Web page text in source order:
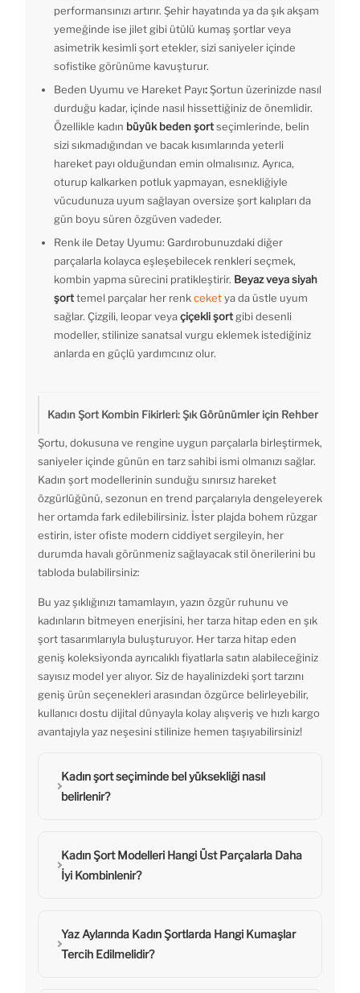
performansınızı artırır. Şehir hayatında ya da şık akşam
yemeğinde ise jilet gibi ütülü kumaş şortlar veya
asimetrik kesimli şort etekler, sizi saniyeler içinde
sofistike görünüme kavuşturur.
Beden Uyumu ve Hareket Payı:Şortun üzerinizde nasıl
durduğu kadar, içinde nasıl hissettiğiniz de önemlidir.
Özellikle kadın büyük beden şortseçimlerinde, belin
sizi sıkmadığından ve bacak kısımlarında yeterli
hareket payı olduğundan emin olmalısınız. Ayrıca,
oturup kalkarken potluk yapmayan, esnekliğiyle
vücudunuza uyum sağlayan oversize şort kalıpları da
gün boyu süren özgüven vadeder.
Renk ile Detay Uyumu: Gardırobunuzdaki diğer
parçalarla kolayca eşleşebilecek renkleri seçmek,
kombin yapma sürecini pratikleştirir. Beyaz veya siyah
şorttemel parçalar her renkceketya da üstle uyum
sağlar. Çizgili, leopar veyaçiçekli şortgibi desenli
modeller, stilinize sanatsal vurgu eklemek istediğiniz
anlarda en güçlü yardımcınız olur.
Kadın Şort Kombin Fikirleri: Şık Görünümler için Rehber
Şortu, dokusuna ve rengine uygun parçalarla birleştirmek,
saniyeler içinde günün en tarz sahibi ismi olmanızı sağlar.
Kadın şort modellerinin sunduğu sınırsız hareket
özgürlüğünü, sezonun en trend parçalarıyla dengeleyerek
her ortamda fark edilebilirsiniz. İster plajda bohem rüzgar
estirin, ister ofiste modern ciddiyet sergileyin, her
durumda havalı görünmeniz sağlayacak stil önerilerini bu
tabloda bulabilirsiniz:
Bu yaz şıklığınızı tamamlayın, yazın özgür ruhunu ve
kadınların bitmeyen enerjisini, her tarza hitap eden en şık
şort tasarımlarıyla buluşturuyor. Her tarza hitap eden
geniş koleksiyonda ayrıcalıklı fiyatlarla satın alabileceğiniz
sayısız model yer alıyor. Siz de hayalinizdeki şort tarzını
geniş ürün seçenekleri arasından özgürce belirleyebilir,
kullanıcı dostu dijital dünyayla kolay alışveriş ve hızlı kargo
avantajıyla yaz neşesini stilinize hemen taşıyabilirsiniz!
Kadın şort seçiminde bel yüksekliği nasıl
belirlenir?
Kadın Şort Modelleri Hangi Üst Parçalarla Daha
İyi Kombinlenir?
Yaz Aylarında Kadın Şortlarda Hangi Kumaşlar
Tercih Edilmelidir?